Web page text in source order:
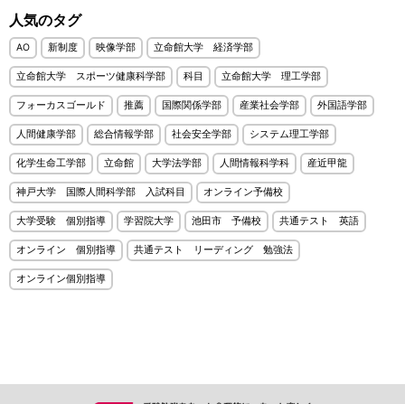
人気のタグ
AO 新制度 映像学部 立命館大学 経済学部
立命館大学 スポーツ健康科学部 科目 立命館大学 理工学部
フォーカスゴールド 推薦 国際関係学部 産業社会学部 外国語学部
人間健康学部 総合情報学部 社会安全学部 システム理工学部
化学生命工学部 立命館 大学法学部 人間情報科学科 産近甲龍
神戸大学 国際人間科学部 入試科目 オンライン予備校
大学受験 個別指導 学習院大学 池田市 予備校 共通テスト 英語
オンライン 個別指導 共通テスト リーディング 勉強法
オンライン個別指導